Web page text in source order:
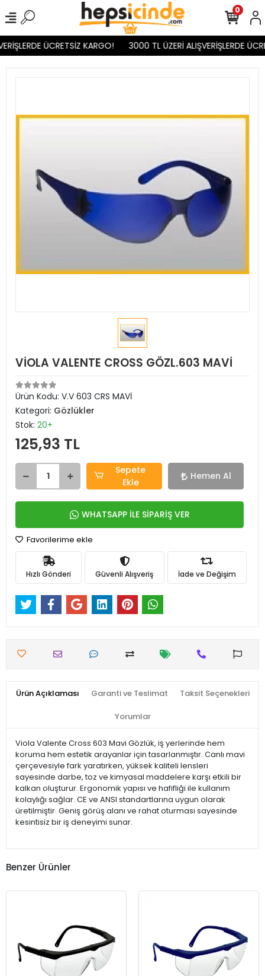
ÜCRETSİZ KARGO! 3000 TL ÜZERİ ALIŞVERİŞLERDE
0
VİOLA VALENTE CROSS GÖZL.603 MAVİ
Ürün Kodu: V.V 603 CRS MAVİ
Kategori: Gözlükler
Stok: 20+
125,93 TL
Sepete
Ekle
Hemen Al
WHATSAPP İLE SİPARİŞ VER
Favorilerime ekle
Hızlı Gönderi Güvenli Alışveriş İade ve Değişim
Ürün Açıklaması Garanti ve Teslimat Taksit Seçenekleri
Yorumlar
Viola Valente Cross 603 Mavi Gözlük, iş yerlerinde hem
koruma hem estetik arayanlar için tasarlanmıştır. Canlı mavi
çerçevesiyle fark yaratırken, yüksek kaliteli lensleri
sayesinde darbe, toz ve kimyasal maddelere karşı etkili bir
kalkan oluşturur. Ergonomik yapısı ve hafifliği ile kullanım
kolaylığı sağlar. CE ve ANSI standartlarına uygun olarak
üretilmiştir. Geniş görüş alanı ve rahat oturması sayesinde
kesintisiz bir iş deneyimi sunar.
Benzer Ürünler